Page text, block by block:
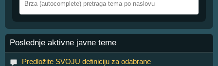
Poslednje aktivne javne teme
Predložite SVOJU definiciju za odabrane